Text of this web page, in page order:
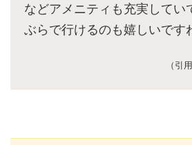
などアメニティも充実してい
ぶらで行けるのも嬉しいです
（引